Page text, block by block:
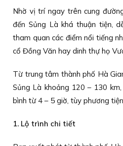
Nhờ vị trí ngay trên cung
đến Sủng Là khá thuận tiện,
tham quan các điểm nổi tiếng
cổ Đồng Văn hay dinh thự họ
Từ trung tâm thành phố Hà
Sủng Là khoảng 120 – 130
bình từ 4 – 5 giờ, tùy phương
1. Lộ trình chi tiết